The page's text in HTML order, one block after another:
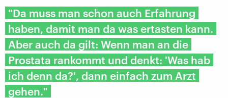
"Da muss man schon auch Erfahrung
haben, damit man da was ertasten kann.
Aber auch da gilt: Wenn man an die
Prostata rankommt und denkt: 'Was hab
ich denn da?', dann einfach zum Arzt
gehen."